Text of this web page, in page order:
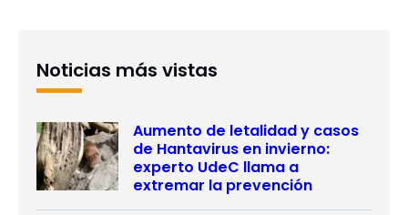
Noticias más vistas
Aumento de letalidad y casos
de Hantavirus en invierno:
experto UdeC llama a
extremar la prevención